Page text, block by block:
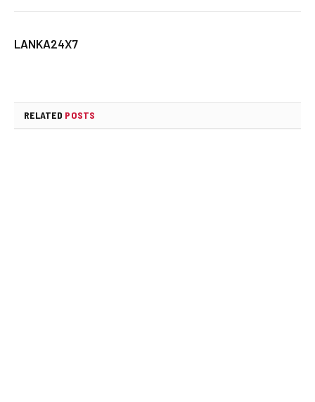
LANKA24X7
RELATED POSTS